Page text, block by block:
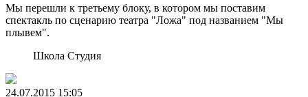
Мы перешли к третьему блоку, в котором мы поставим
спектакль по сценарию театра "Ложа" под названием "Мы
плывем".
Школа Студия
24.07.2015 15:05